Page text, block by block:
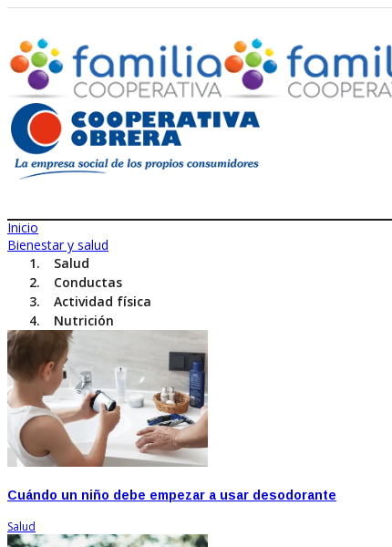
Inicio
Bienestar y salud
Salud
Conductas
Actividad física
Nutrición
Cuándo un niño debe empezar a usar desodorante
Salud